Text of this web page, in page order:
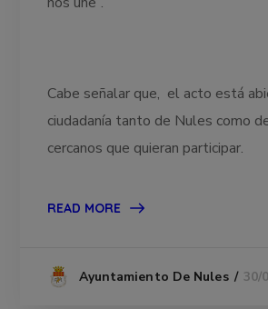
Cabe señalar que, el acto está
ciudadanía tanto de Nules como
cercanos que quieran participar.
READ MORE
Ayuntamiento De Nules 30/